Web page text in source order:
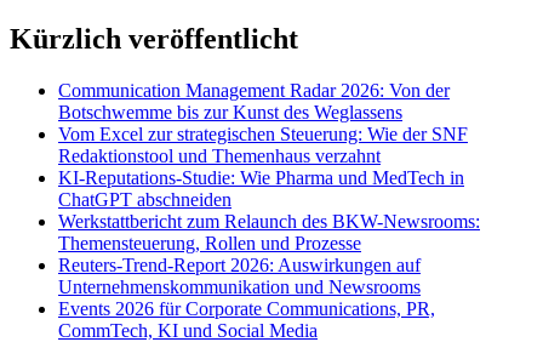
Kürzlich veröffentlicht
Communication Management Radar 2026: Von der
Botschwemme bis zur Kunst des Weglassens
Vom Excel zur strategischen Steuerung: Wie der SNF
Redaktionstool und Themenhaus verzahnt
KI-Reputations-Studie: Wie Pharma und MedTech in
ChatGPT abschneiden
Werkstattbericht zum Relaunch des BKW-Newsrooms:
Themensteuerung, Rollen und Prozesse
Reuters-Trend-Report 2026: Auswirkungen auf
Unternehmenskommunikation und Newsrooms
Events 2026 für Corporate Communications, PR,
CommTech, KI und Social Media